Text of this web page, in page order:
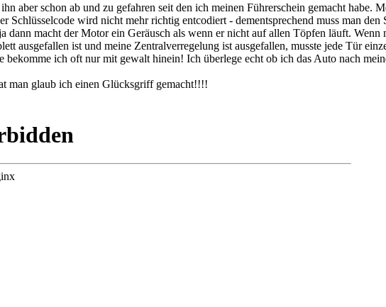
aber schon ab und zu gefahren seit den ich meinen Führerschein gemacht habe.
wird nicht mehr richtig entcodiert - dementsprechend muss man den
macht der Motor ein Geräusch als wenn er nicht auf allen Töpfen läuft. Wenn
ausgefallen ist und meine Zentralverregelung ist ausgefallen, musste jede Tür
ich oft nur mit gewalt hinein! Ich überlege echt ob ich das Auto nach
man glaub ich einen Glücksgriff gemacht!!!!